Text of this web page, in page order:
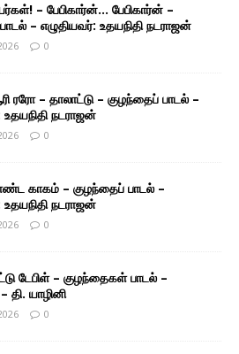
– பேபிகார்ன்… பேபிகார்ன் –
– எழுதியவர்: உதயநிதி நடராஜன்
0
ரரோ – தாலாட்டு – குழந்தைப் பாடல் –
உதயநிதி நடராஜன்
0
காகம் – குழந்தைப் பாடல் –
உதயநிதி நடராஜன்
0
டேபிள் – குழந்தைகள் பாடல் –
தி. யாழினி
0